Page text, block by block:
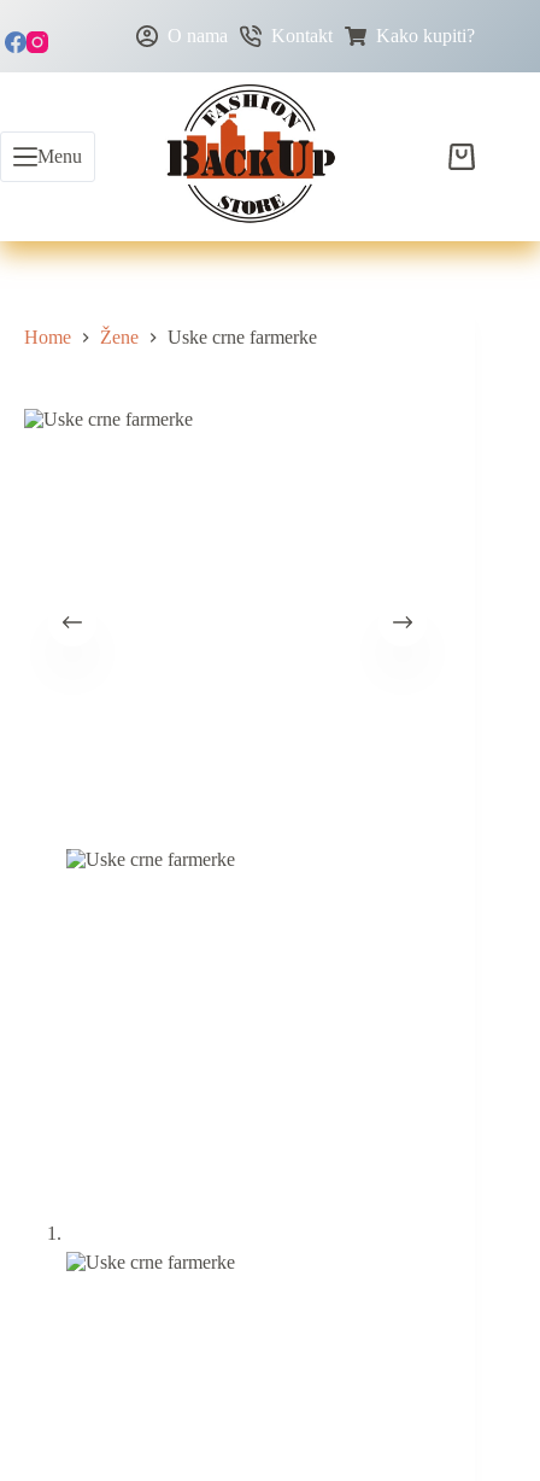
O nama Kontakt Kako kupiti?
Menu
Home Žene Uske crne farmerke